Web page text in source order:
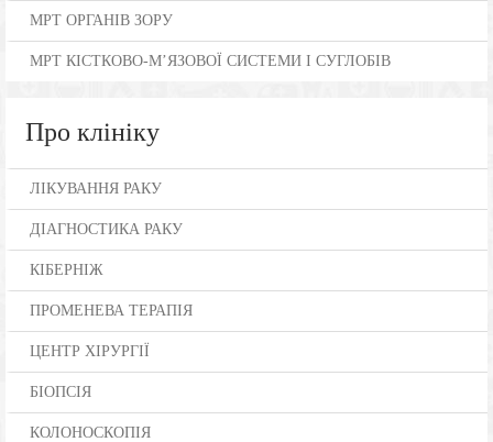
МРТ ОРГАНІВ ЗОРУ
МРТ КІСТКОВО-М’ЯЗОВОЇ СИСТЕМИ І СУГЛОБІВ
Про клініку
ЛІКУВАННЯ РАКУ
ДІАГНОСТИКА РАКУ
КІБЕРНІЖ
ПРОМЕНЕВА ТЕРАПІЯ
ЦЕНТР ХІРУРГІЇ
БІОПСІЯ
КОЛОНОСКОПІЯ